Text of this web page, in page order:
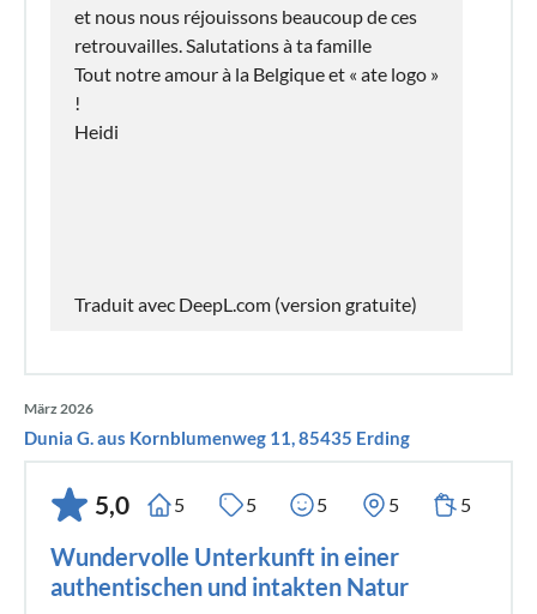
et nous nous réjouissons beaucoup de ces
retrouvailles. Salutations à ta famille
Tout notre amour à la Belgique et « ate logo »
!
Heidi
Traduit avec DeepL.com (version gratuite)
März 2026
Dunia G. aus Kornblumenweg 11, 85435 Erding
5,0 5 5 5 5 5
Wundervolle Unterkunft in einer
authentischen und intakten Natur